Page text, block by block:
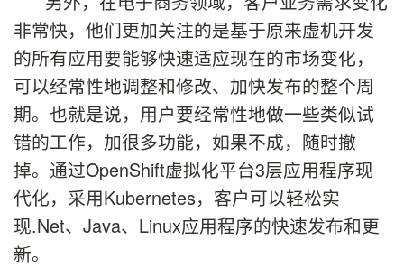
非常快，他们更加关注的是基于原来虚机开发
的所有应用要能够快速适应现在的市场变化，
可以经常性地调整和修改、加快发布的整个周
期。也就是说，用户要经常性地做一些类似试
错的工作，加很多功能，如果不成，随时撤
掉。通过OpenShift虚拟化平台3层应用程序现
代化，采用Kubernetes，客户可以轻松实
现.Net、Java、Linux应用程序的快速发布和更
新。